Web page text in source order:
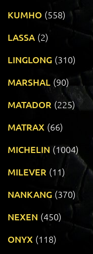
KUMHO (558)
LASSA (2)
LINGLONG (310)
MARSHAL (90)
MATADOR (225)
MATRAX (66)
MICHELIN (1004)
MILEVER (11)
NANKANG (370)
NEXEN (450)
ONYX (118)